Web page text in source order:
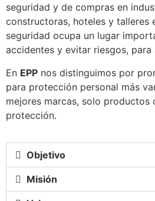
seguridad y de compras en
constructoras, hoteles y talleres
seguridad ocupa un lugar
accidentes y evitar riesgos,
En EPP nos distinguimos por
para protección personal más
mejores marcas, solo
protección.
Objetivo
Misión